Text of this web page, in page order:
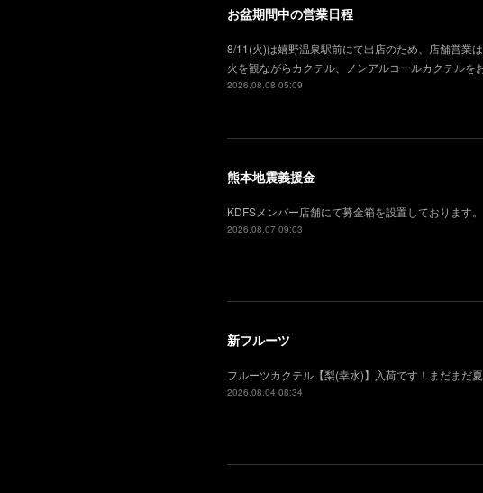
お盆期間中の営業日程
8/11(火)は嬉野温泉駅前にて出店のため、店舗営業
火を観ながらカクテル、ノンアルコールカクテルを
2026.08.08 05:09
熊本地震義援金
KDFSメンバー店舗にて募金箱を設置しております
2026.08.07 09:03
新フルーツ
フルーツカクテル【梨(幸水)】入荷です！まだまだ
2026.08.04 08:34